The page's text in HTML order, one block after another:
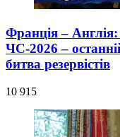
Франція – Англія:
ЧС-2026 –
битва резервістів
10 915